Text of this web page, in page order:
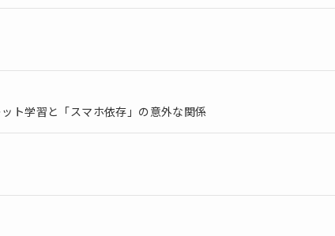
ト学習と「スマホ依存」の意外な関係